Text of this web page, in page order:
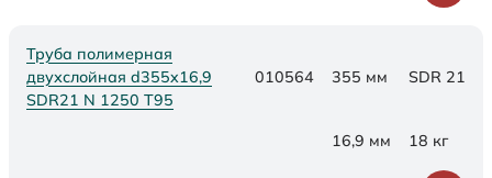
Труба полимерная
двухслойная d355x16,9
SDR21 N 1250 Т95
010564 355 мм SDR 21
16,9 мм 18 кг